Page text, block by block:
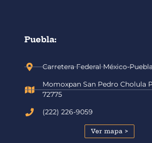
Puebla:
Carretera Federal México-
Momoxpan San Pedro Cholula
72775
(222) 226-9059
Ver mapa >